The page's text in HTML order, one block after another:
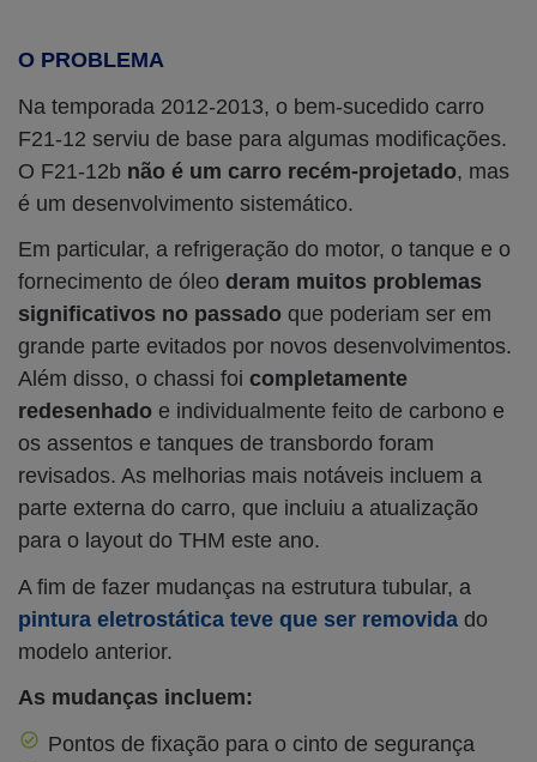
O PROBLEMA
Na temporada 2012-2013, o bem-sucedido carro
F21-12 serviu de base para algumas modificações.
O F21-12b não é um carro recém-projetado, mas
é um desenvolvimento sistemático.
Em particular, a refrigeração do motor, o tanque e o
fornecimento de óleo deram muitos problemas
significativos no passado que poderiam ser em
grande parte evitados por novos desenvolvimentos.
Além disso, o chassi foi completamente
redesenhado e individualmente feito de carbono e
os assentos e tanques de transbordo foram
revisados. As melhorias mais notáveis incluem a
parte externa do carro, que incluiu a atualização
para o layout do THM este ano.
A fim de fazer mudanças na estrutura tubular, a
pintura eletrostática teve que ser removida do
modelo anterior.
As mudanças incluem:
Pontos de fixação para o cinto de segurança